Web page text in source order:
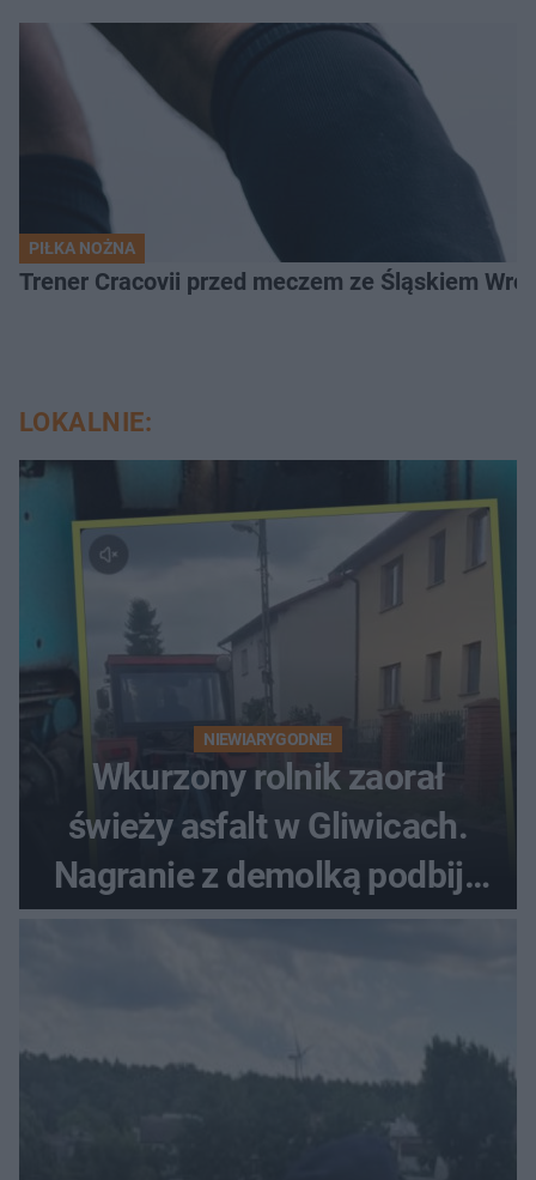
PIŁKA NOŻNA
Trener Cracovii przed meczem ze Śląskiem
LOKALNIE:
NIEWIARYGODNE!
Wkurzony rolnik zaorał
świeży asfalt w Gliwicach.
Nagranie z demolką podbija
sieć